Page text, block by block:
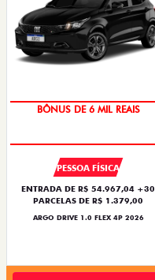
TAXA ZERO
PESSOA FÍSICA
ENTRADA DE R$ 54.967,04 +30
PARCELAS DE R$ 1.379,00
ARGO DRIVE 1.0 FLEX 4P 2026